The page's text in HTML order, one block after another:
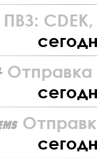
CDEK,
Отправка